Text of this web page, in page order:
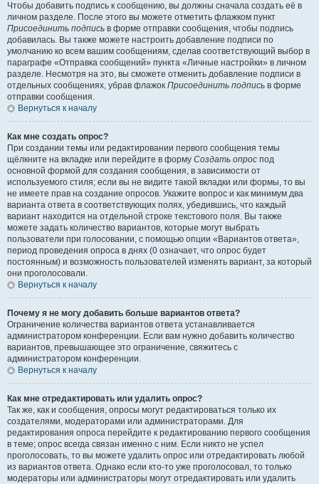
Чтобы добавить подпись к сообщению, вы должны сначала создать её в
личном разделе. После этого вы можете отметить флажком пункт
Присоединить подпись в форме отправки сообщения, чтобы подпись
добавилась. Вы также можете настроить добавление подписи по
умолчанию ко всем вашим сообщениям, сделав соответствующий выбор в
параграфе «Отправка сообщений» пункта «Личные настройки» в личном
разделе. Несмотря на это, вы сможете отменить добавление подписи в
отдельных сообщениях, убрав флажок Присоединить подпись в форме
отправки сообщения.
Вернуться к началу
Как мне создать опрос?
При создании темы или редактировании первого сообщения темы
щёлкните на вкладке или перейдите в форму Создать опрос под
основной формой для создания сообщения, в зависимости от
используемого стиля; если вы не видите такой вкладки или формы, то вы
не имеете прав на создание опросов. Укажите вопрос и как минимум два
варианта ответа в соответствующих полях, убедившись, что каждый
вариант находится на отдельной строке текстового поля. Вы также
можете задать количество вариантов, которые могут выбрать
пользователи при голосовании, с помощью опции «Вариантов ответа»,
период проведения опроса в днях (0 означает, что опрос будет
постоянным) и возможность пользователей изменять вариант, за который
они проголосовали.
Вернуться к началу
Почему я не могу добавить больше вариантов ответа?
Ограничение количества вариантов ответа устанавливается
администратором конференции. Если вам нужно добавить количество
вариантов, превышающее это ограничение, свяжитесь с
администратором конференции.
Вернуться к началу
Как мне отредактировать или удалить опрос?
Так же, как и сообщения, опросы могут редактироваться только их
создателями, модераторами или администраторами. Для
редактирования опроса перейдите к редактированию первого сообщения
в теме; опрос всегда связан именно с ним. Если никто не успел
проголосовать, то вы можете удалить опрос или отредактировать любой
из вариантов ответа. Однако если кто-то уже проголосовал, то только
модераторы или администраторы могут отредактировать или удалить